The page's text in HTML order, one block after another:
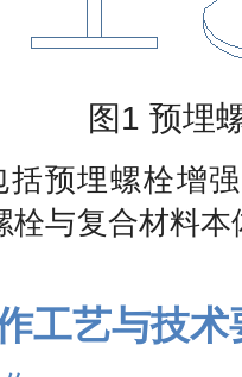
图1 预埋
括预埋螺栓增
栓与复合材料
工艺与技术